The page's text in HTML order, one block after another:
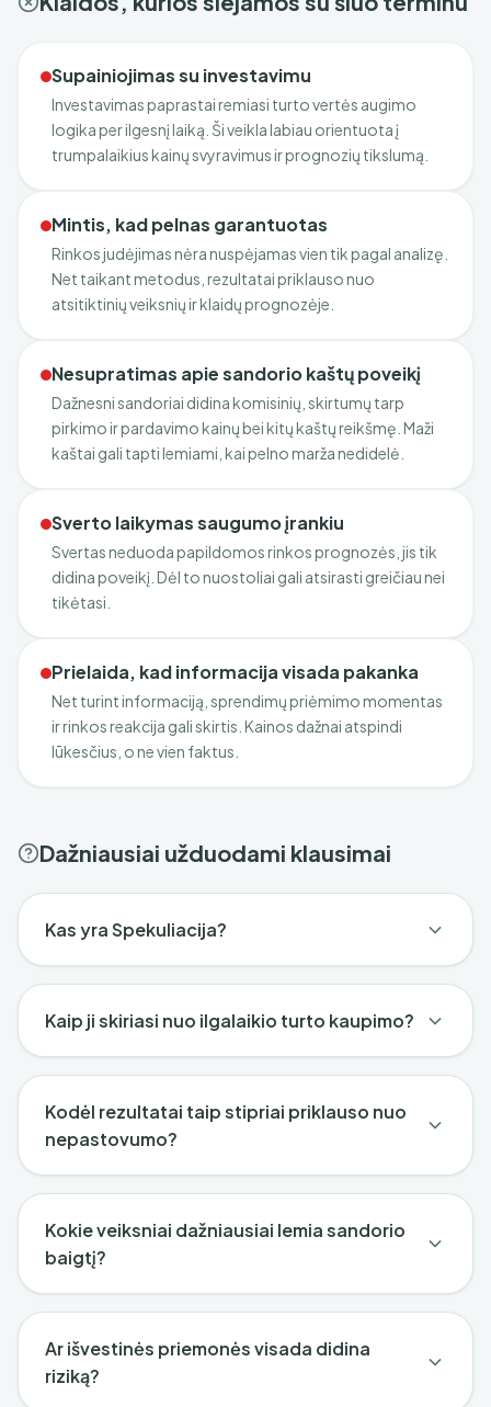
Supainiojimas su investavimu
Investavimas paprastai remiasi turto vertės augimo
logika per ilgesnį laiką. Ši veikla labiau orientuota į
trumpalaikius kainų svyravimus ir prognozių tikslumą.
Mintis, kad pelnas garantuotas
Rinkos judėjimas nėra nuspėjamas vien tik pagal analizę.
Net taikant metodus, rezultatai priklauso nuo
atsitiktinių veiksnių ir klaidų prognozėje.
Nesupratimas apie sandorio kaštų poveikį
Dažnesni sandoriai didina komisinių, skirtumų tarp
pirkimo ir pardavimo kainų bei kitų kaštų reikšmę. Maži
kaštai gali tapti lemiami, kai pelno marža nedidelė.
Sverto laikymas saugumo įrankiu
Svertas neduoda papildomos rinkos prognozės, jis tik
didina poveikį. Dėl to nuostoliai gali atsirasti greičiau nei
tikėtasi.
Prielaida, kad informacija visada pakanka
Net turint informaciją, sprendimų priėmimo momentas
ir rinkos reakcija gali skirtis. Kainos dažnai atspindi
lūkesčius, o ne vien faktus.
Dažniausiai užduodami klausimai
Kas yra Spekuliacija?
Kaip ji skiriasi nuo ilgalaikio turto kaupimo?
Kodėl rezultatai taip stipriai priklauso nuo
nepastovumo?
Kokie veiksniai dažniausiai lemia sandorio
baigtį?
Ar išvestinės priemonės visada didina
riziką?